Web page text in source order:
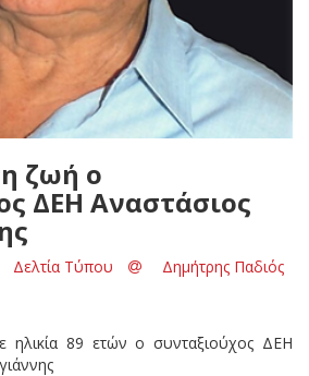
ζωή ο
ΔΕΗ Αναστάσιος
Δελτία Τύπου Δημήτρης Παδιός
89 ετών ο συνταξιούχος ΔΕΗ